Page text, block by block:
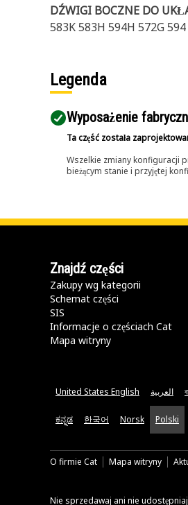
DŹWIGI BOCZNE DO
583K 583H 594H 572G 594
Legenda
Wyposażenie
Ta część została
Wszelkie zmiany konfiguracji
bieżącym stanie i przyjętej
Znajdź części
Zakupy wg kategorii
Schemat części
SIS
Informacje o częściach Cat
Mapa witryny
United States English العربية
ಕನ್ನಡ 한국어 Norsk Polski
O firmie Cat Mapa witryny
Nie sprzedawaj ani nie